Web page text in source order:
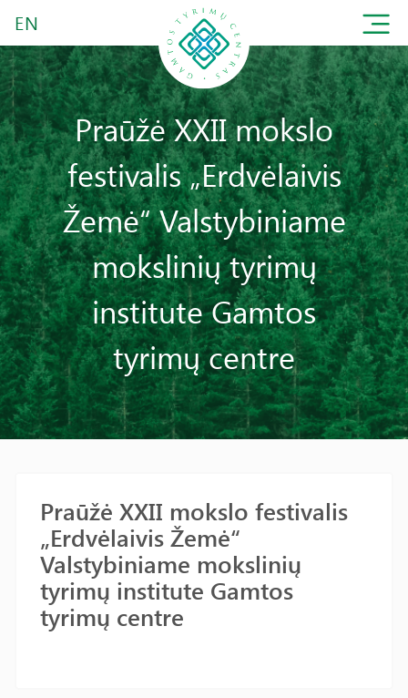
EN
Praūžė XXII mokslo
festivalis „Erdvėlaivis
Žemė“ Valstybiniame
mokslinių tyrimų
institute Gamtos
tyrimų centre
Praūžė XXII mokslo festivalis
„Erdvėlaivis Žemė“
Valstybiniame mokslinių
tyrimų institute Gamtos
tyrimų centre